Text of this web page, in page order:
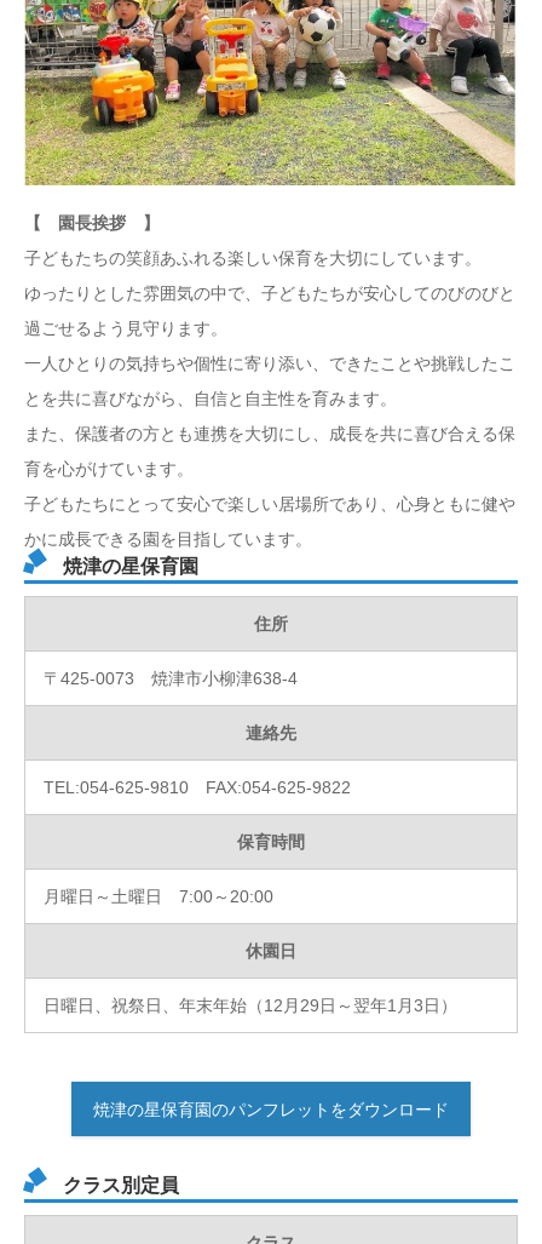
【 園長挨拶 】
子どもたちの笑顔あふれる楽しい保育を大切にしています。
ゆったりとした雰囲気の中で、子どもたちが安心してのびのびと
過ごせるよう見守ります。
一人ひとりの気持ちや個性に寄り添い、できたことや挑戦したこ
とを共に喜びながら、自信と自主性を育みます。
また、保護者の方とも連携を大切にし、成長を共に喜び合える保
育を心がけています。
子どもたちにとって安心で楽しい居場所であり、心身ともに健や
かに成長できる園を目指しています。
焼津の星保育園
住所
〒425-0073 焼津市小柳津638-4
連絡先
TEL:054-625-9810 FAX:054-625-9822
保育時間
月曜日～土曜日 7:00～20:00
休園日
日曜日、祝祭日、年末年始（12月29日～翌年1月3日）
焼津の星保育園のパンフレットをダウンロード
クラス別定員